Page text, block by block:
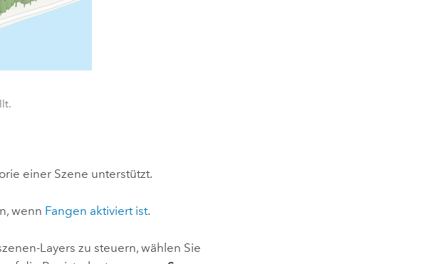
einer Szene unterstützt.
wenn Fangen aktiviert ist.
Layers zu steuern, wählen Sie